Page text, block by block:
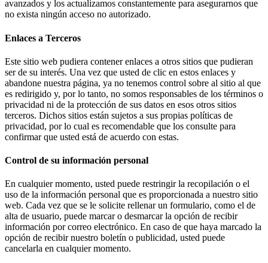
avanzados y los actualizamos constantemente para asegurarnos que
no exista ningún acceso no autorizado.
Enlaces a Terceros
Este sitio web pudiera contener enlaces a otros sitios que pudieran
ser de su interés. Una vez que usted de clic en estos enlaces y
abandone nuestra página, ya no tenemos control sobre al sitio al que
es redirigido y, por lo tanto, no somos responsables de los términos o
privacidad ni de la protección de sus datos en esos otros sitios
terceros. Dichos sitios están sujetos a sus propias políticas de
privacidad, por lo cual es recomendable que los consulte para
confirmar que usted está de acuerdo con estas.
Control de su información personal
En cualquier momento, usted puede restringir la recopilación o el
uso de la información personal que es proporcionada a nuestro sitio
web. Cada vez que se le solicite rellenar un formulario, como el de
alta de usuario, puede marcar o desmarcar la opción de recibir
información por correo electrónico. En caso de que haya marcado la
opción de recibir nuestro boletín o publicidad, usted puede
cancelarla en cualquier momento.